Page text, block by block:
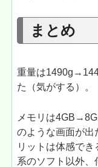
まとめ
重量は
た（気がする）。
メモリは
のような画面が出
リットは体感で
系のソフト以外、